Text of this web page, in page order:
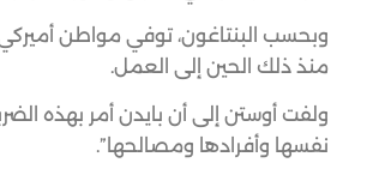
منذ ذلك الحين إلى العمل.
ولفت أوستن إلى أن بايدن أمر بهذه
نفسها وأفرادها ومصالحها”.